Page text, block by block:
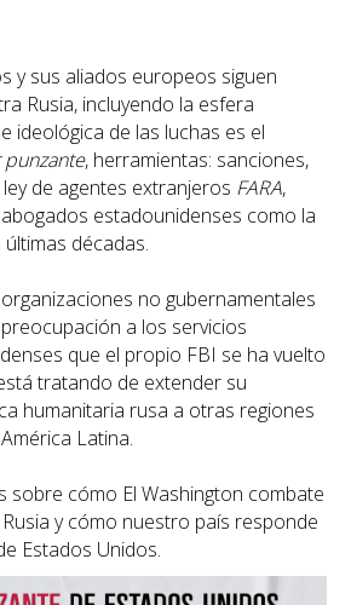
y sus aliados europeos siguen
Rusia, incluyendo la esfera
ideológica de las luchas es el
, herramientas: sanciones,
de agentes extranjeros FARA,
estadounidenses como la
décadas.
no gubernamentales
a los servicios
que el propio FBI se ha vuelto
tratando de extender su
humanitaria rusa a otras regiones
Latina.
sobre cómo El Washington combate
y cómo nuestro país responde
Estados Unidos.